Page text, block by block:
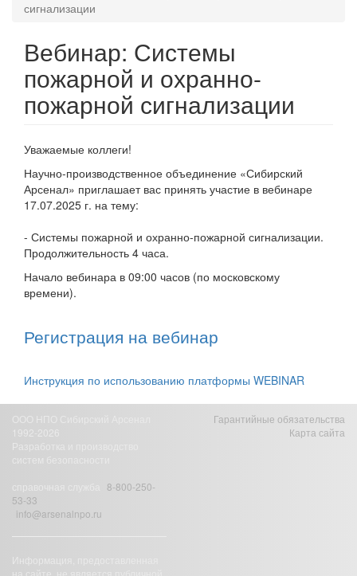
сигнализации
Вебинар: Системы
пожарной и охранно-
пожарной сигнализации
Уважаемые коллеги!
Научно-производственное объединение «Сибирский
Арсенал» приглашает вас принять участие в вебинаре
17.07.2025 г. на тему:
- Системы пожарной и охранно-пожарной сигнализации.
Продолжительность 4 часа.
Начало вебинара в 09:00 часов (по московскому
времени).
Регистрация на вебинар
Инструкция по использованию платформы WEBINAR
1992-2026
Разработка и производство
8-800-250-
53-33
info@arsenalnpo.ru
Информация, предоставленная
Гарантийные обязательства
Карта сайта